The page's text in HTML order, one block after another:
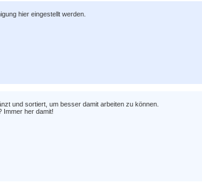
hier eingestellt werden.
und sortiert, um besser damit arbeiten zu können.
Immer her damit!